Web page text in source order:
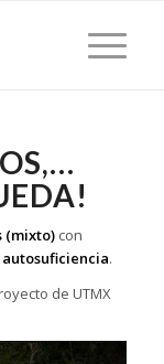
(mixto)con
.
de UTMX